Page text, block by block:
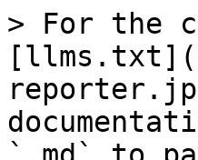
> For the